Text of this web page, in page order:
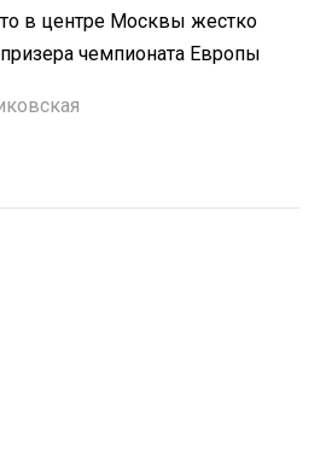
в центре Москвы жестко
чемпионата Европы